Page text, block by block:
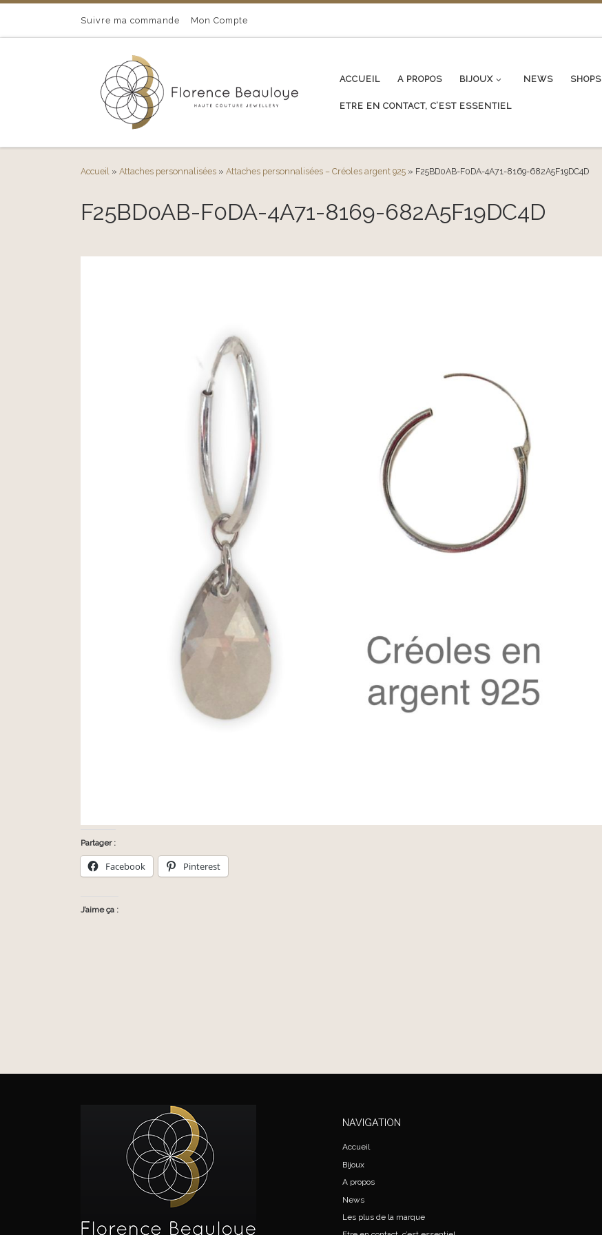
Passer au contenuSuivre ma commande Mon Compte
ACCUEIL A PROPOS BIJOUX NEWS SHOPS
ETRE EN CONTACT, C’EST ESSENTIEL
Accueil » Attaches personnalisées » Attaches personnalisées – Créoles argent 925 » F25BD0AB-F0DA-4A71-8169-682A5F19DC4D
F25BD0AB-F0DA-4A71-8169-682A5F19DC4D
Navigation des images
Partager :
Facebook Pinterest
J’aime ça :
NAVIGATION
Accueil
Bijoux
A propos
News
Les plus de la marque